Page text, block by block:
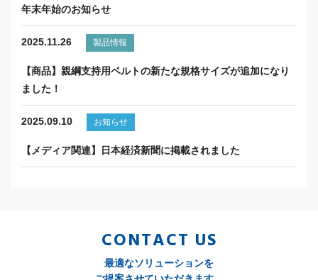
年末年始のお知らせ
2025.11.26 製品情報
【商品】親綱支持用ベルトの新たな規格サイズが追加になり
ました！
2025.09.10 お知らせ
【メディア関連】日本経済新聞に掲載されました
CONTACT US
最適なソリューションを